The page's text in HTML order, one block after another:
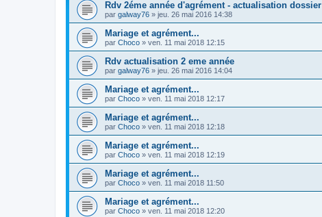
Rdv 2éme année d'agrément - actualisation dossier
par galway76 » jeu. 26 mai 2016 14:38
Mariage et agrément...
par Choco » ven. 11 mai 2018 12:15
Rdv actualisation 2 eme année
par galway76 » jeu. 26 mai 2016 14:04
Mariage et agrément...
par Choco » ven. 11 mai 2018 12:17
Mariage et agrément...
par Choco » ven. 11 mai 2018 12:18
Mariage et agrément...
par Choco » ven. 11 mai 2018 12:19
Mariage et agrément...
par Choco » ven. 11 mai 2018 11:50
Mariage et agrément...
par Choco » ven. 11 mai 2018 12:20